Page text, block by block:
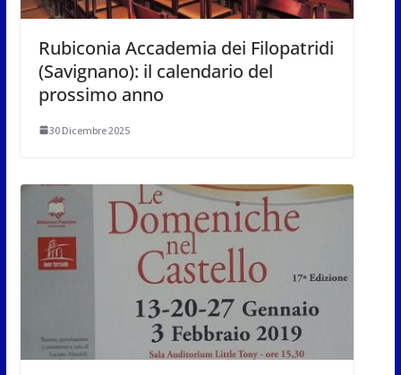
Rubiconia Accademia dei Filopatridi
(Savignano): il calendario del
prossimo anno
30 Dicembre 2025